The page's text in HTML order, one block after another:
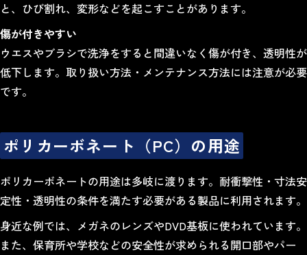
と、ひび割れ、変形などを起こすことがあります。
傷が付きやすい
ウエスやブラシで洗浄をすると間違いなく傷が付き、透明性が
低下します。取り扱い方法・メンテナンス方法には注意が必要
です。
ポリカーボネート（PC）の用途
ポリカーボネートの用途は多岐に渡ります。耐衝撃性・寸法安
定性・透明性の条件を満たす必要がある製品に利用されます。
身近な例では、メガネのレンズやDVD基板に使われています。
また、保育所や学校などの安全性が求められる開口部やパー